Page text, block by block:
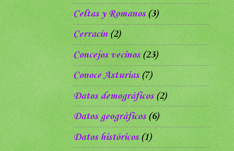
Celtas y Romanos (3)
Cerracín (2)
Concejos vecinos (23)
Conoce Asturias (7)
Datos demográficos (2)
Datos geográficos (6)
Datos históricos (1)